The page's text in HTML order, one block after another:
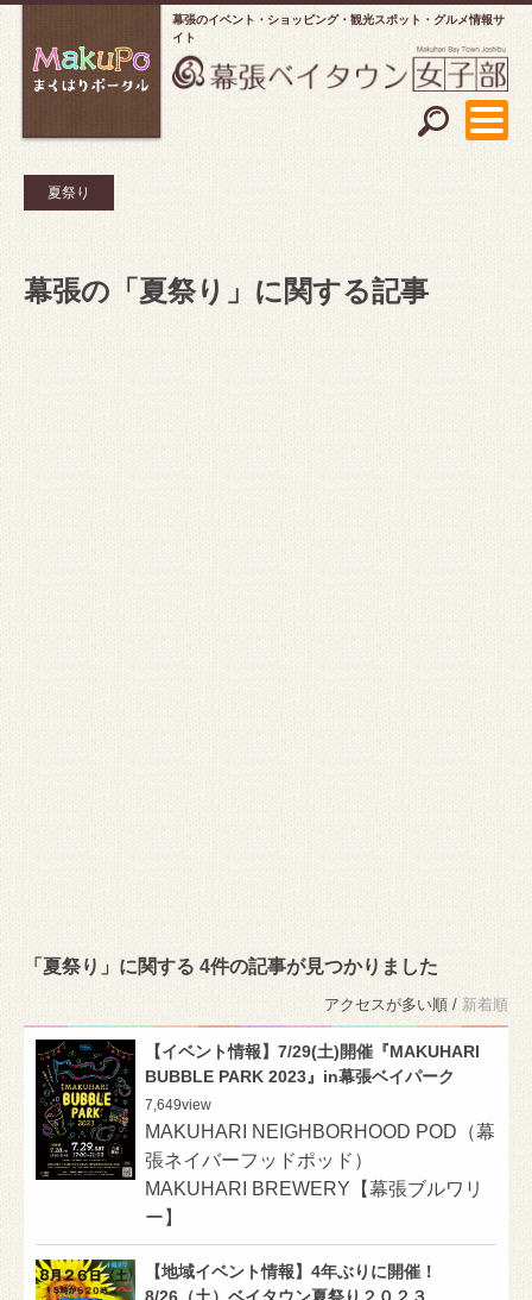
幕張のイベント・ショッピング
観光スポット・グルメ情報サ
イト
夏祭り
幕張の「夏祭り」に関する記事
「夏祭り」に関する 4件の記事が見つかりました
アクセスが多い順 / 新着順
【イベント情報】7/29(土)開催『MAKUHARI
BUBBLE PARK 2023』in幕張ベイパーク
7,649view
MAKUHARI NEIGHBORHOOD POD（幕
張ネイバーフッドポッド）
MAKUHARI BREWERY【幕張ブルワリ
ー】
【地域イベント情報】4年ぶりに開催！
8/26（土）ベイタウン夏祭り２０２３